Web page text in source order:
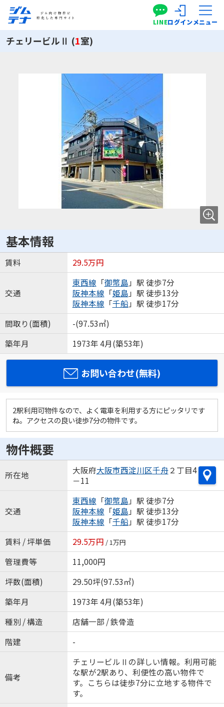
LINEログインメニュー
チェリービルⅡ (1室)
基本情報
賃料 29.5万円
交通
東西線 「御幣島 」駅 徒歩7分
阪神本線 「姫島 」駅 徒歩13分
阪神本線 「千船 」駅 徒歩17分
間取り(面積)
-(97.53㎡)
築年月
1973年 4月(築53年)
お問い合わせ(無料)
2駅利用可物件なので、よく電車を利用する方にピッタリです
ね。アクセスの良い徒歩7分の物件です。
物件概要
所在地 大阪府大阪市西淀川区千舟２丁目4
－11
交通
東西線 「御幣島 」駅 徒歩7分
阪神本線 「姫島 」駅 徒歩13分
阪神本線 「千船 」駅 徒歩17分
賃料 / 坪単価
29.5万円 / 1万円
管理費等
11,000円
坪数(面積)
29.50坪(97.53㎡)
築年月
1973年 4月(築53年)
種別 / 構造
店舗一部 / 鉄骨造
階建
-
備考
チェリービルⅡの詳しい情報。利用可能
な駅が2駅あり、利便性の高い物件で
す。こちらは徒歩7分に立地する物件で
す。